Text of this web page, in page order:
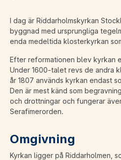
I dag är Riddarholmskyrkan
byggnad med ursprungliga
enda medeltida klosterkyrkan
Efter reformationen blev kyrkan
Under 1600-talet revs de andra
år 1807 används kyrkan endast
Den är mest känd som
och drottningar och fungerar
Serafimerorden.
Omgivning
Kyrkan ligger på Riddarholmen,